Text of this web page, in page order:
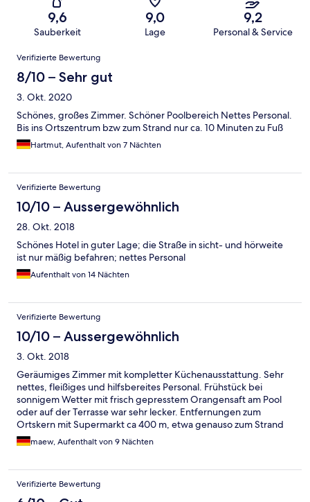
9,6
Sauberkeit
9,0
Lage
9,2
Personal & Service
Bewertungen
Verifizierte Bewertung
8/10 – Sehr gut
3. Okt. 2020
Schönes, großes Zimmer. Schöner Poolbereich Nettes Personal.
Bis ins Ortszentrum bzw zum Strand nur ca. 10 Minuten zu Fuß
Hartmut, Aufenthalt von 7 Nächten
Verifizierte Bewertung
10/10 – Aussergewöhnlich
28. Okt. 2018
Schönes Hotel in guter Lage; die Straße in sicht- und hörweite
ist nur mäßig befahren; nettes Personal
Aufenthalt von 14 Nächten
Verifizierte Bewertung
10/10 – Aussergewöhnlich
3. Okt. 2018
Geräumiges Zimmer mit kompletter Küchenausstattung. Sehr
nettes, fleißiges und hilfsbereites Personal. Frühstück bei
sonnigem Wetter mit frisch gepresstem Orangensaft am Pool
oder auf der Terrasse war sehr lecker. Entfernungen zum
Ortskern mit Supermarkt ca 400 m, etwa genauso zum Strand
an der hübschen Strandstraße mit vielen Tavernen und
Restaurants und kleinen Lädchen. Der Surferbeach liegt etwas
entfernt. Parkplatz kostenfrei (wie fast überall in in GR), WLAN
im Hotel sehr gut. Fazit: Ein Hotel wo man gerne wieder
hinfährt.
maew, Aufenthalt von 9 Nächten
Verifizierte Bewertung